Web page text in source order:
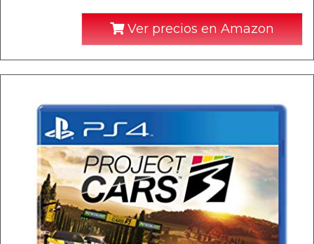
Ver precios en Amazon